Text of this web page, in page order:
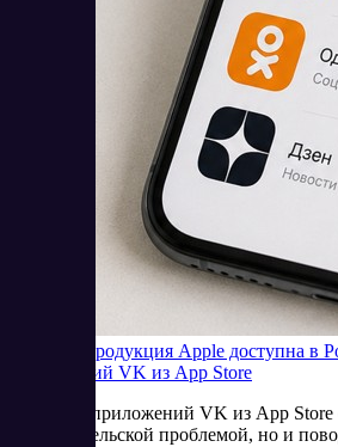
Будет ли продукция Apple доступна в
приложений VK из App Store
Удаление приложений VK из App Store
пользовательской проблемой, но и